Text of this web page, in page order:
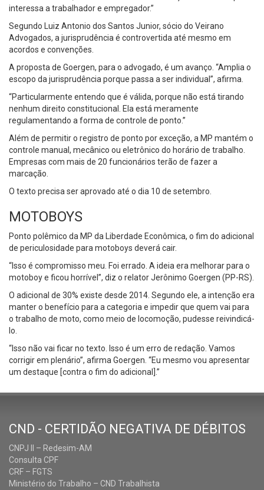
interessa a trabalhador e empregador.”
Segundo Luiz Antonio dos Santos Junior, sócio do Veirano
Advogados, a jurisprudência é controvertida até mesmo em
acordos e convenções.
A proposta de Goergen, para o advogado, é um avanço. “Amplia o
escopo da jurisprudência porque passa a ser individual”, afirma.
“Particularmente entendo que é válida, porque não está tirando
nenhum direito constitucional. Ela está meramente
regulamentando a forma de controle de ponto.”
Além de permitir o registro de ponto por exceção, a MP mantém o
controle manual, mecânico ou eletrônico do horário de trabalho.
Empresas com mais de 20 funcionários terão de fazer a
marcação.
O texto precisa ser aprovado até o dia 10 de setembro.
MOTOBOYS
Ponto polêmico da MP da Liberdade Econômica, o fim do adicional
de periculosidade para motoboys deverá cair.
“Isso é compromisso meu. Foi errado. A ideia era melhorar para o
motoboy e ficou horrível”, diz o relator Jerônimo Goergen (PP-RS).
O adicional de 30% existe desde 2014. Segundo ele, a intenção era
manter o benefício para a categoria e impedir que quem vai para
o trabalho de moto, como meio de locomoção, pudesse reivindicá-
lo.
“Isso não vai ficar no texto. Isso é um erro de redação. Vamos
corrigir em plenário”, afirma Goergen. “Eu mesmo vou apresentar
um destaque [contra o fim do adicional].”
CND - CERTIDÃO NEGATIVA DE DÉBITOS
CNPJ II – Redesim-AM
Consulta CPF
CRF – FGTS
Ministério do Trabalho – CND Trabalhista